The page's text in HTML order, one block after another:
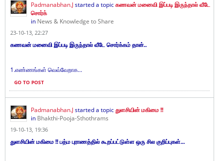
Padmanabhan.Jstarted a topicகணவன் மனைவி இப்படி இருந்தால் வீடே
சொர்க்
in News & Knowledge to Share
23-10-13, 22:27
கணவன் மனைவி இப்படி இருந்தால் வீடே சொர்க்கம் தான்..
1.எண்ணங்கள் வெவ்வேறாக...
GO TO POST
Padmanabhan.Jstarted a topicதுளசியின் மகிமை !!
in Bhakthi-Pooja-Sthothrams
19-10-13, 19:36
துளசியின் மகிமை !! பத்ம புராணத்தில் கூறப்பட்டுள்ள ஒரு சில குறிப்புகள்...